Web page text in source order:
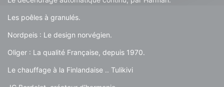
Les poêles à granulés.
Nordpeis : Le design norvégien.
Oliger : La qualité Française, depuis 1970.
Le chauffage à la Finlandaise .. Tulikivi